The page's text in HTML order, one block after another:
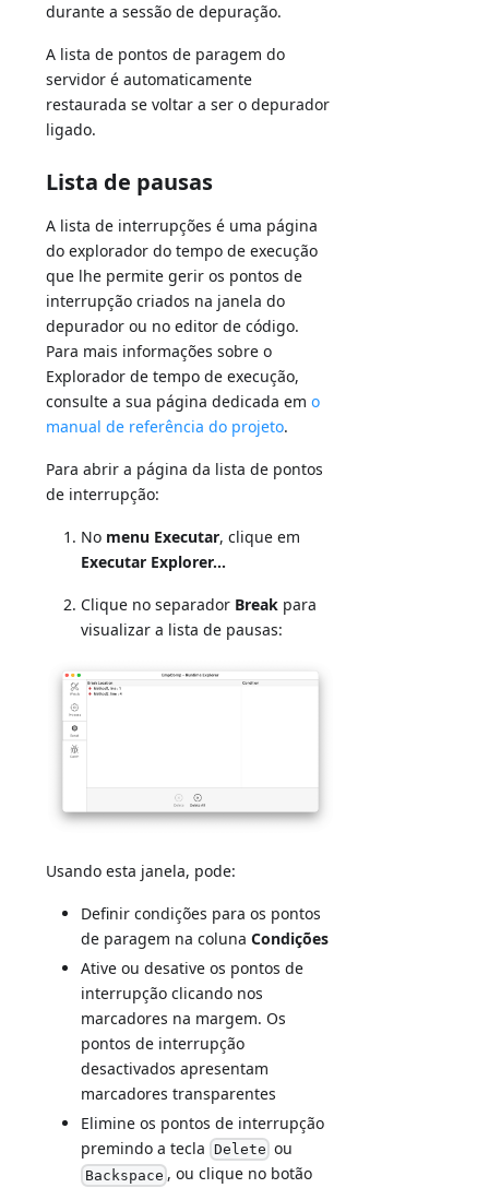
durante a sessão de depuração.
A lista de pontos de paragem do
servidor é automaticamente
restaurada se voltar a ser o depurador
ligado.
Lista de pausas
A lista de interrupções é uma página
do explorador do tempo de execução
que lhe permite gerir os pontos de
interrupção criados na janela do
depurador ou no editor de código.
Para mais informações sobre o
Explorador de tempo de execução,
consulte a sua página dedicada emo
manual de referência do projeto.
Para abrir a página da lista de pontos
de interrupção:
No menu Executar, clique em
Executar Explorer...
Clique no separador Break para
visualizar a lista de pausas:
Usando esta janela, pode:
Definir condições para os pontos
de paragem na colunaCondições
Ative ou desative os pontos de
interrupção clicando nos
marcadores na margem. Os
pontos de interrupção
desactivados apresentam
marcadores transparentes
Elimine os pontos de interrupção
premindo a tecla Delete ou
Backspace , ou clique no botão